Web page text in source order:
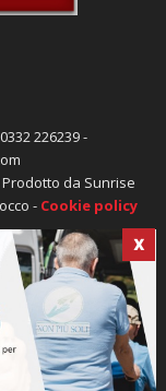
X
226239 -
Prodotto da Sunrise
- Cookie policy